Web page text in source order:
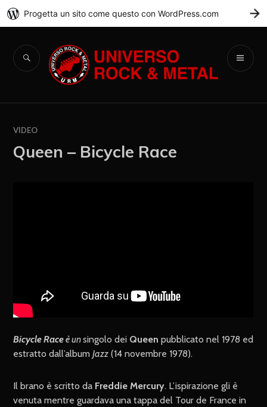
Universo Rock &
Metal
VIDEO
Queen – Bicycle Race
Bicycle Raceè unsingolo dei Queen pubblicato nel 1978 ed
estratto dall’albumJazz (14 novembre 1978).
Il brano è scritto da Freddie Mercury. L’ispirazione gli è
venuta mentre guardava una tappa del Tour de France in
Progetta un sito come questo con WordPress.com